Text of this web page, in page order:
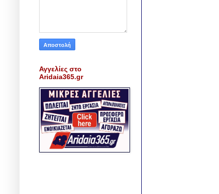
Αγγελίες στο
Aridaia365.gr